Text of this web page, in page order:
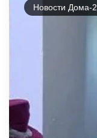
Новости Дома-2